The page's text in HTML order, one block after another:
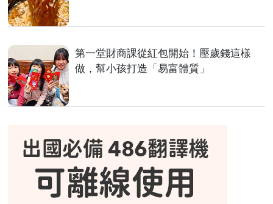
第一堂財商課從紅包開始！壓歲錢這樣
做，幫小孩打造「易富體質」